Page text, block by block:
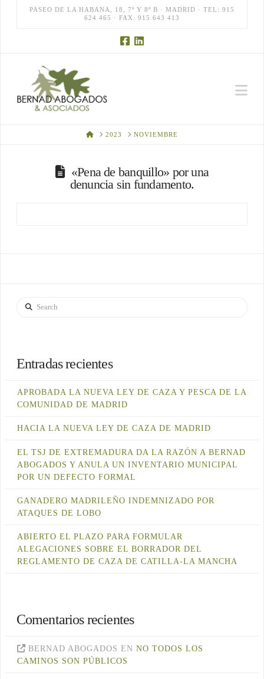
PASEO DE LA HABANA, 18, 7º Y 8º B · MADRID · TEL: 915
624 465 · FAX: 915 643 413
HOME
2023 NOVIEMBRE
«Pena de banquillo» por una
denuncia sin fundamento.
Search
Entradas recientes
APROBADA LA NUEVA LEY DE CAZA Y PESCA DE LA
COMUNIDAD DE MADRID
HACIA LA NUEVA LEY DE CAZA DE MADRID
EL TSJ DE EXTREMADURA DA LA RAZÓN A BERNAD
ABOGADOS Y ANULA UN INVENTARIO MUNICIPAL
POR UN DEFECTO FORMAL
GANADERO MADRILEÑO INDEMNIZADO POR
ATAQUES DE LOBO
ABIERTO EL PLAZO PARA FORMULAR
ALEGACIONES SOBRE EL BORRADOR DEL
REGLAMENTO DE CAZA DE CATILLA-LA MANCHA
Comentarios recientes
BERNAD ABOGADOS EN NO TODOS LOS
CAMINOS SON PÚBLICOS